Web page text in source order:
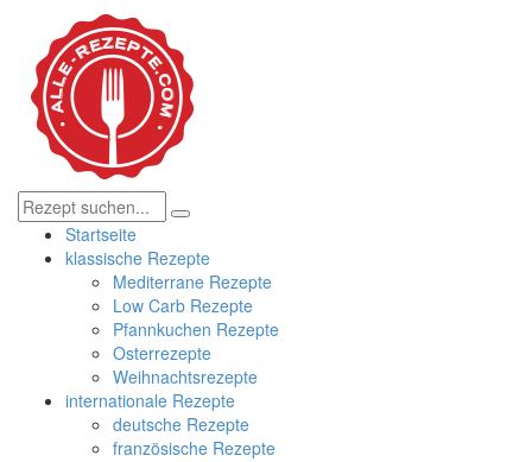
Startseite
klassische Rezepte
Mediterrane Rezepte
Low Carb Rezepte
Pfannkuchen Rezepte
Osterrezepte
Weihnachtsrezepte
internationale Rezepte
deutsche Rezepte
französische Rezepte